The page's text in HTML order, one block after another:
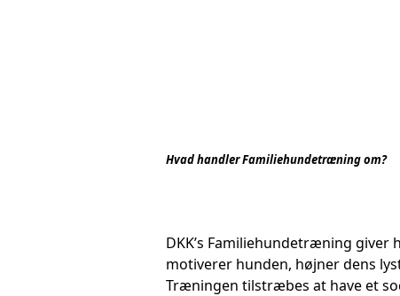
Hvad handler Familiehundetræning om?
DKK’s Familiehundetræning
motiverer hunden, højner dens
Træningen tilstræbes at have et